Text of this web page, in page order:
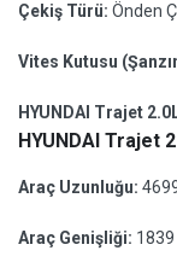
Çekiş Türü: Önden
Vites Kutusu
HYUNDAI Trajet
HYUNDAI Trajet
Araç Uzunluğu:
Araç Genişliği: